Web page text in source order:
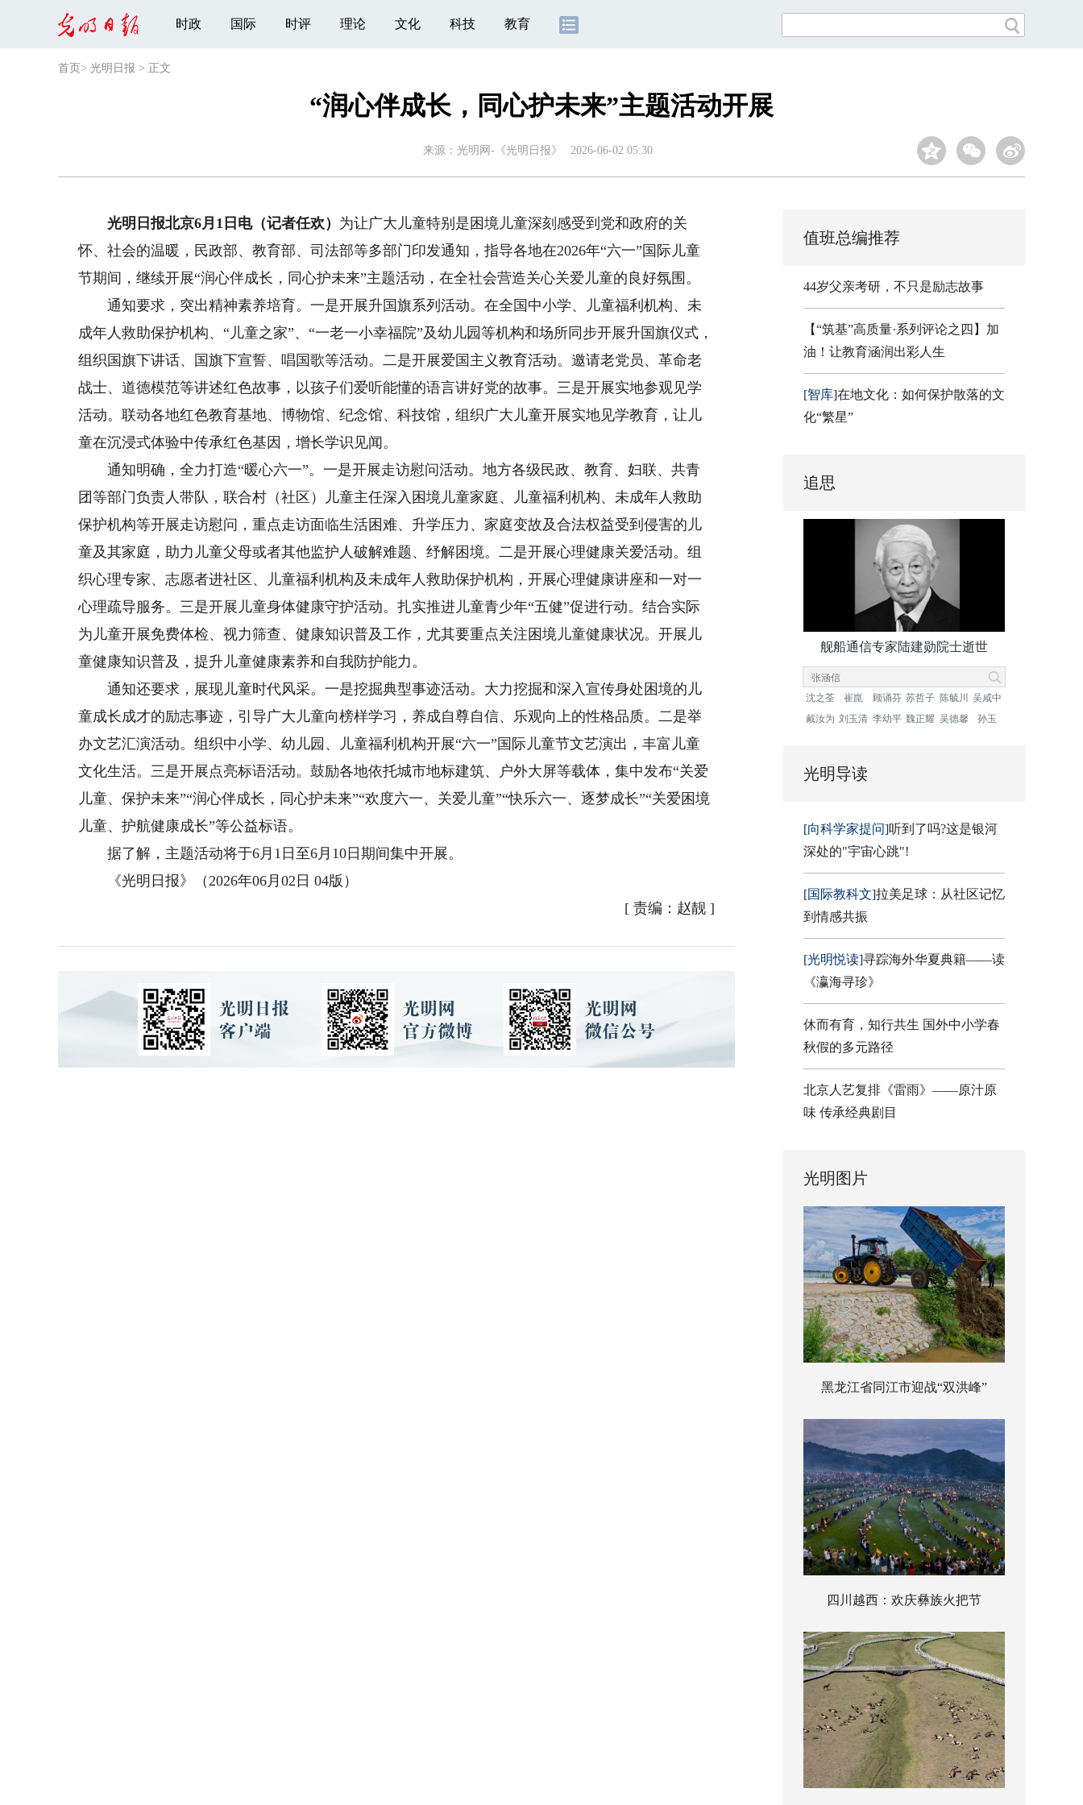
时政 国际 时评 理论 文化 科技 教育
首页 > 光明日报 > 正文
“润心伴成长，同心护未来”主题活动开展
来源： 光明网-《光明日报》 2026-06-02 05:30
光明日报北京6月1日电（记者任欢） 为让广大儿童特别是困境儿童深刻感受到党和政府的关
怀、社会的温暖，民政部、教育部、司法部等多部门印发通知，指导各地在2026年“六一”国际儿童
节期间，继续开展“润心伴成长，同心护未来”主题活动，在全社会营造关心关爱儿童的良好氛围。
通知要求，突出精神素养培育。一是开展升国旗系列活动。在全国中小学、儿童福利机构、未
成年人救助保护机构、“儿童之家”、“一老一小幸福院”及幼儿园等机构和场所同步开展升国旗仪式，
组织国旗下讲话、国旗下宣誓、唱国歌等活动。二是开展爱国主义教育活动。邀请老党员、革命老
战士、道德模范等讲述红色故事，以孩子们爱听能懂的语言讲好党的故事。三是开展实地参观见学
活动。联动各地红色教育基地、博物馆、纪念馆、科技馆，组织广大儿童开展实地见学教育，让儿
童在沉浸式体验中传承红色基因，增长学识见闻。
通知明确，全力打造“暖心六一”。一是开展走访慰问活动。地方各级民政、教育、妇联、共青
团等部门负责人带队，联合村（社区）儿童主任深入困境儿童家庭、儿童福利机构、未成年人救助
保护机构等开展走访慰问，重点走访面临生活困难、升学压力、家庭变故及合法权益受到侵害的儿
童及其家庭，助力儿童父母或者其他监护人破解难题、纾解困境。二是开展心理健康关爱活动。组
织心理专家、志愿者进社区、儿童福利机构及未成年人救助保护机构，开展心理健康讲座和一对一
心理疏导服务。三是开展儿童身体健康守护活动。扎实推进儿童青少年“五健”促进行动。结合实际
为儿童开展免费体检、视力筛查、健康知识普及工作，尤其要重点关注困境儿童健康状况。开展儿
童健康知识普及，提升儿童健康素养和自我防护能力。
通知还要求，展现儿童时代风采。一是挖掘典型事迹活动。大力挖掘和深入宣传身处困境的儿
童成长成才的励志事迹，引导广大儿童向榜样学习，养成自尊自信、乐观向上的性格品质。二是举
办文艺汇演活动。组织中小学、幼儿园、儿童福利机构开展“六一”国际儿童节文艺演出，丰富儿童
文化生活。三是开展点亮标语活动。鼓励各地依托城市地标建筑、户外大屏等载体，集中发布“关爱
儿童、保护未来”“润心伴成长，同心护未来”“欢度六一、关爱儿童”“快乐六一、逐梦成长”“关爱困境
儿童、护航健康成长”等公益标语。
据了解，主题活动将于6月1日至6月10日期间集中开展。
《光明日报》（2026年06月02日 04版）
[ 责编：赵靓]
值班总编推荐
44岁父亲考研，不只是励志故事
【“筑基”高质量·系列评论之四】加
油！让教育涵润出彩人生
[智库]在地文化：如何保护散落的文
化“繁星”
追思
舰船通信专家陆建勋院士逝世
沈之荃 崔崑 顾诵芬 苏哲子 陈毓川
吴咸中
戴汝为 刘玉清 李幼平 魏正耀 吴德馨 孙玉
光明导读
[向科学家提问]听到了吗?这是银河
深处的"宇宙心跳"!
[国际教科文]拉美足球：从社区记忆
到情感共振
[光明悦读]寻踪海外华夏典籍——读
《瀛海寻珍》
休而有育，知行共生 国外中小学春
秋假的多元路径
北京人艺复排《雷雨》——原汁原
味 传承经典剧目
光明图片
黑龙江省同江市迎战“双洪峰”
四川越西：欢庆彝族火把节